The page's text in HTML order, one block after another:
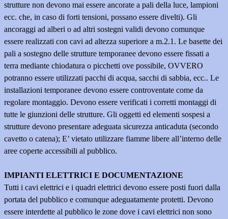
strutture non devono mai essere ancorate a pali della luce, lampioni
ecc. che, in caso di forti tensioni, possano essere divelti). Gli
ancoraggi ad alberi o ad altri sostegni validi devono comunque
essere realizzati con cavi ad altezza superiore a m.2.1. Le basette dei
pali a sostegno delle strutture temporanee devono essere fissati a
terra mediante chiodatura o picchetti ove possibile, OVVERO
potranno essere utilizzati pacchi di acqua, sacchi di sabbia, ecc.. Le
installazioni temporanee devono essere controventate come da
regolare montaggio. Devono essere verificati i corretti montaggi di
tutte le giunzioni delle strutture. Gli oggetti ed elementi sospesi a
strutture devono presentare adeguata sicurezza anticaduta (secondo
cavetto o catena); E’ vietato utilizzare fiamme libere all’interno delle
aree coperte accessibili al pubblico.
IMPIANTI ELETTRICI E DOCUMENTAZIONE
Tutti i cavi elettrici e i quadri elettrici devono essere posti fuori dalla
portata del pubblico e comunque adeguatamente protetti. Devono
essere interdette al pubblico le zone dove i cavi elettrici non sono